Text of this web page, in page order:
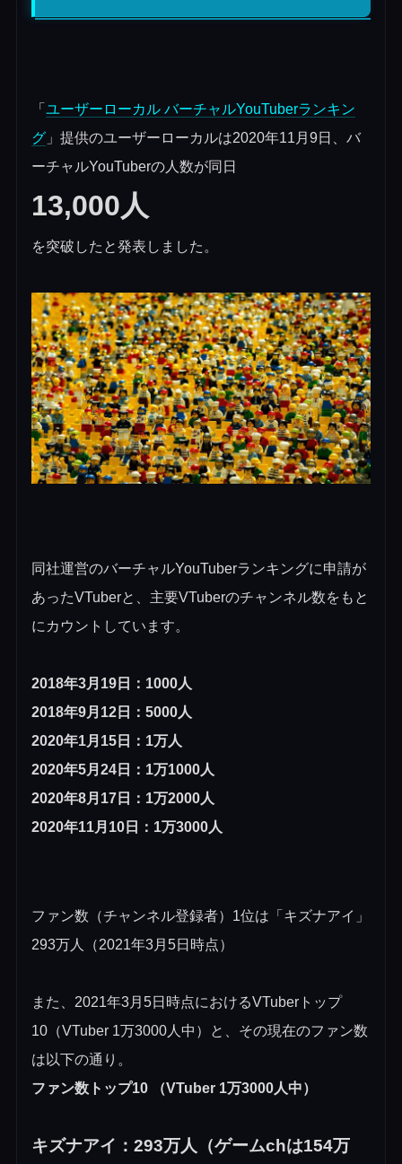
「 ユーザーローカル バーチャルYouTuberランキン
グ」提供のユーザーローカルは2020年11月9日、バ
ーチャルYouTuberの人数が同日
13,000人
を突破したと発表しました。
同社運営のバーチャルYouTuberランキングに申請が
あったVTuberと、主要VTuberのチャンネル数をもと
にカウントしています。
2018年3月19日：1000人
2018年9月12日：5000人
2020年1月15日：1万人
2020年5月24日：1万1000人
2020年8月17日：1万2000人
2020年11月10日：1万3000人
ファン数（チャンネル登録者）1位は「キズナアイ」
293万人（2021年3月5日時点）
また、2021年3月5日時点におけるVTuberトップ
10（VTuber 1万3000人中）と、その現在のファン数
は以下の通り。
ファン数トップ10 （VTuber 1万3000人中）
キズナアイ ：293万人（ゲームchは154万